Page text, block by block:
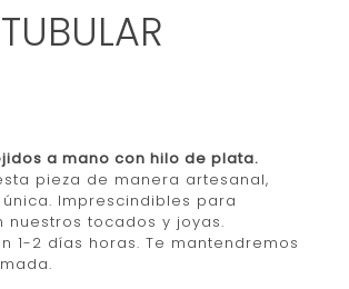
a mano con hilo de plata.
pieza de manera artesanal,
Imprescindibles para
nuestros tocados y joyas.
1-2 días horas. Te mantendremos